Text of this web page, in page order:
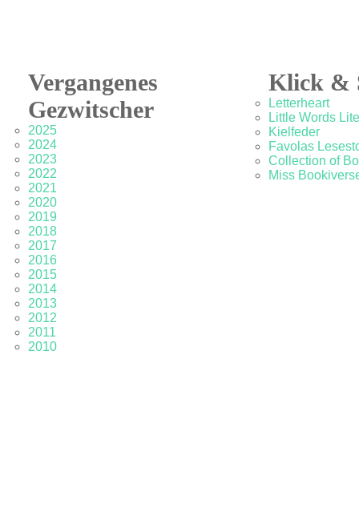
Vergangenes
Gezwitscher
2025
2024
2023
2022
2021
2020
2019
2018
2017
2016
2015
2014
2013
2012
2011
2010
Klick &
Letterheart
Little Words
Kielfeder
Favolas
Collection of
Miss